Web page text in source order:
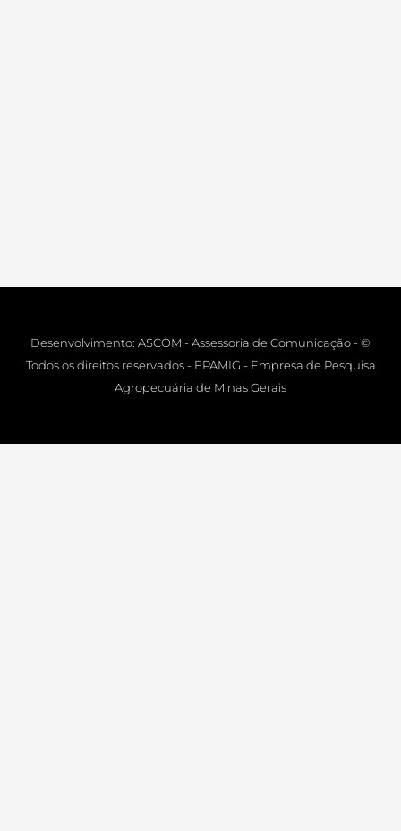
Desenvolvimento: ASCOM - Assessoria de Comunicação - ©
Todos os direitos reservados - EPAMIG - Empresa de Pesquisa
Agropecuária de Minas Gerais